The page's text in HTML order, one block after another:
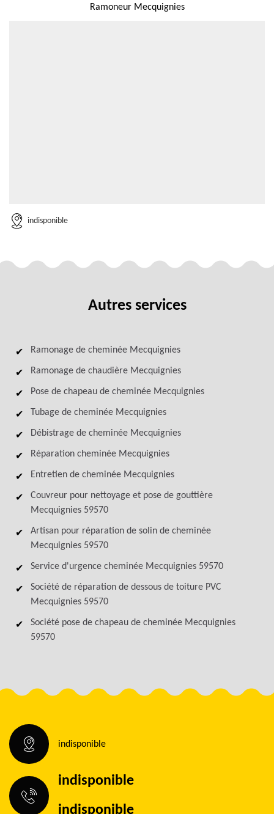
Ramoneur Mecquignies
indisponible
Autres services
Ramonage de cheminée Mecquignies
Ramonage de chaudière Mecquignies
Pose de chapeau de cheminée Mecquignies
Tubage de cheminée Mecquignies
Débistrage de cheminée Mecquignies
Réparation cheminée Mecquignies
Entretien de cheminée Mecquignies
Couvreur pour nettoyage et pose de gouttière
Mecquignies 59570
Artisan pour réparation de solin de cheminée
Mecquignies 59570
Service d'urgence cheminée Mecquignies 59570
Société de réparation de dessous de toiture PVC
Mecquignies 59570
Société pose de chapeau de cheminée Mecquignies
59570
indisponible
indisponible
indisponible